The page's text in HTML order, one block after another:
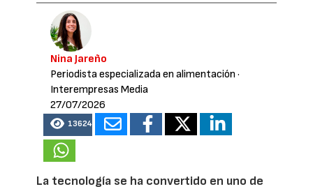
Nina Jareño
Periodista especializada en alimentación ·
Interempresas Media
27/07/2026
13624
La tecnología se ha convertido en uno de